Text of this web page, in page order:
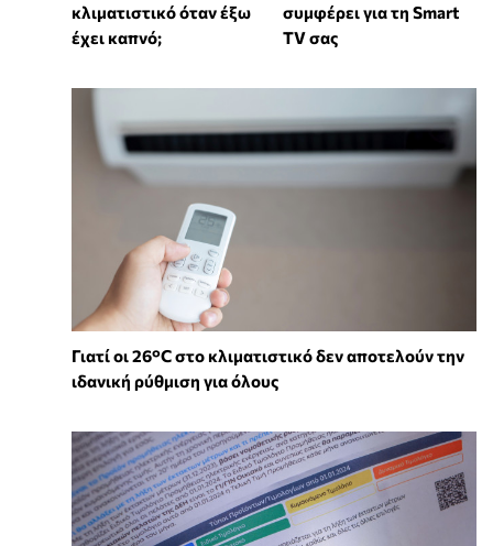
κλιματιστικό όταν έξω
έχει καπνό;
συμφέρει για τη Smart
TV σας
Γιατί οι 26°C στο κλιματιστικό δεν αποτελούν την
ιδανική ρύθμιση για όλους